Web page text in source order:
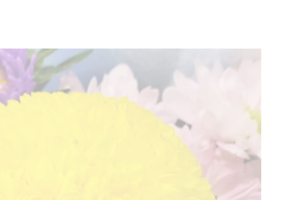
葬儀の費用事情
る東花堂 お葬式の実例
葬儀の相場を知るポイン